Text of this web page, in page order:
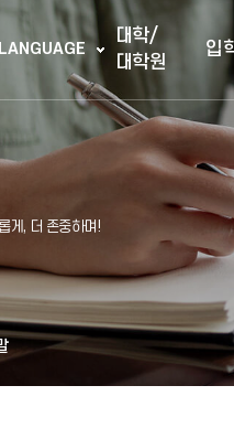
LANGUAGE
대학/
대학원
입